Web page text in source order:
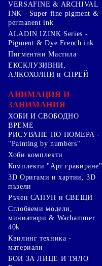
VERSAFINE & ARCHIVAL
INK - Super fine pigment &
permanent ink
ALADIN IZINK Series -
Pigment & Dye French ink
Пигментни Мастила
ЕКСКЛУЗИВНИ,
АЛКОХОЛНИ и СПРЕЙ
АНИМАЦИЯ И
ЗАНИМАНИЯ
ХОБИ И СВОБОДНО
ВРЕМЕ
РИСУВАНЕ ПО НОМЕРА -
"Painting by numbers"
Хоби комплекти
Комплекти "Арт гравиране"
3D Оригами и хартии, 3D
пъзели
Ръчен САПУН и СВЕЩИ
Сглобяеми модели,
миниатюри & Warhammer
40k
Квилинг техника -
материали
БОИ ЗА ЛИЦЕ И ТЯЛО